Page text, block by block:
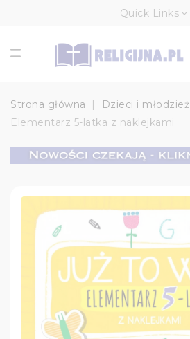
Quick Links
Strona główna Dzieci i młodzież
Elementarz 5-latka z naklejkami